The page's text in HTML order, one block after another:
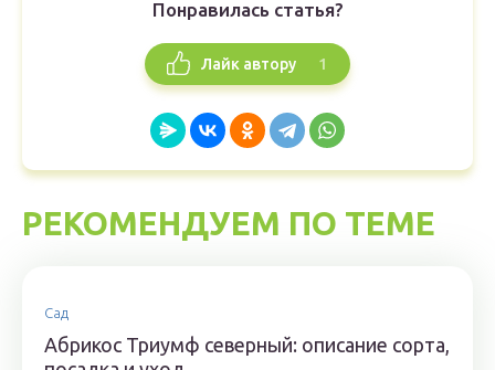
Понравилась статья?
Лайк автору 1
РЕКОМЕНДУЕМ ПО ТЕМЕ
Сад
Абрикос Триумф северный: описание сорта,